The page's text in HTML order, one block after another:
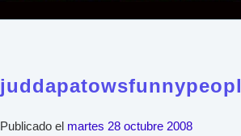
Publicado el martes 28 octubre 2008